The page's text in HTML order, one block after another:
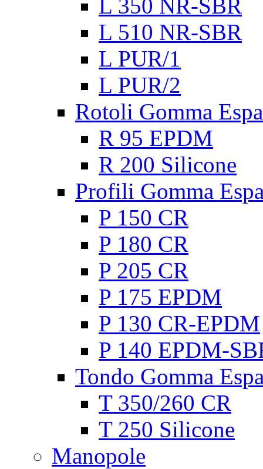
L 350 NR-SBR
L 510 NR-SBR
L PUR/1
L PUR/2
Rotoli Gomma
R 95 EPDM
R 200 Silicone
Profili Gomma
P 150 CR
P 180 CR
P 205 CR
P 175 EPDM
P 130 CR-EPDM
P 140 EPDM-
Tondo Gomma
T 350/260 CR
T 250 Silicone
Manopole